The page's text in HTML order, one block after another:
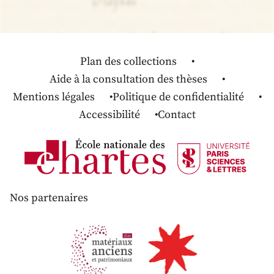
Plan des collections
Aide à la consultation des thèses
Mentions légales
Politique de confidentialité
Accessibilité
Contact
Nos partenaires